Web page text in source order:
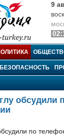
9
БЕЗОПАСНОСТЬ
обсудили